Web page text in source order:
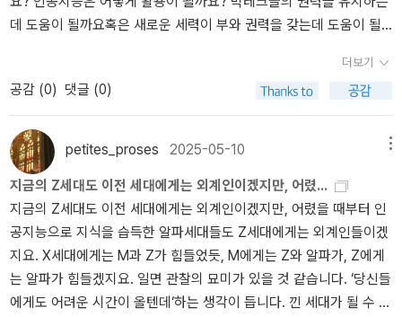
갈 수 있는 통로가 사회적으로 설계되면 좋겠다는 생각을 해봅니다.
어쩌면 아주 옛날부터 이 모든 것들을 위해 학교를 설립해왔는지도
모르겠습니다. (물론 미국의 의무교육은 기업에서 필요로 하는 역량,
어떤 일을 해야하는지 잘 알아듣고 그대로 따를 수 있을 정도로 교육
을 하는 것으로 알고 있습니다.)배우는 것은 즐겁고, 다 같이 배우는
것도 즐겁고, 배우고 익힌 것을 다시 세상을 위해 내어놓는 선순환에
대해, 언제 마지막으로 들었는지 모르겠습니다. 지금 시대는 모두가
다 적응하느라 바쁘게 지내고 있겠지요. 그래도 변화의 흐름과 본질
을 잘 꿰뚫어서 기술이 인간을 위해 사용되기를 바랍니다. 어떤 사람
도 다른 사람을 위해서만 자신의 삶을 살면 안 됩니다. 노예제도가 횡
행했을 때도 있었지만 지금은 사라졌습니다. 사람들이 없앴습니다.
노예선이라는 배의 조감도(?)를 본 적이 있습니다. 조금이라도 더 많
은 인원을 태우게 하기 위해 수갑을 채워 일렬로 뉘여놓은 그림입니
데 도움이 될까요혹은 새로운 세력이 부와 권력을 갖는데 도움이 될
않을 것 같습니다.각 기업들이 AI에 투자하는 건 미래 권력을 가시화
하고 싶기 때문일겁니다. 각 개인의 삶에서는 AI를 어떻게 받아들여
야 하는지에 대해 생각해볼 수 있는 글입니다.
더보기
공감 (0) 댓글 (0)
petites_proses 2025-05-10
지금의 Z세대도 이전 세대에게는 외계인이겠지만, 어렸...
지금의 Z세대도 이전 세대에게는 외계인이겠지만, 어렸을 때부터 인
공지능으로 지식을 습득한 알파세대들도 Z세대에게는 외계인들이겠
지요. X세대에게는 M과 Z가 힘들었듯, M에게는 Z와 알파가, Z에게
는 알파가 힘들겠지요. 일면 관찰의 묘미가 있을 것 같습니다. ‘당신들
에게도 어려운 시간이 올텐데‘하는 생각이 듭니다. 낀 세대가 될 수 밖